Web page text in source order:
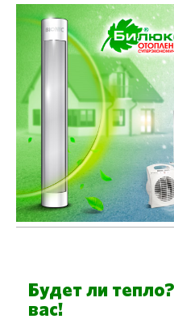
Будет ли
вас!